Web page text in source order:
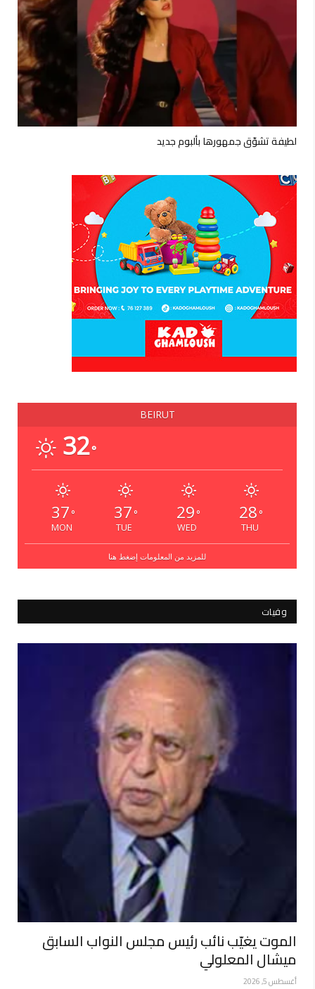
لطيفة تشوّق جمهورها بألبوم جديد
BEIRUT
32°
37 °
MON
37 °
TUE
29 °
WED
28 °
THU
للمزيد من المعلومات إضغط هنا
وفيات
الموت يغيّب نائب رئيس مجلس النواب السابق
ميشال المعلولي
أغسطس 5, 2026